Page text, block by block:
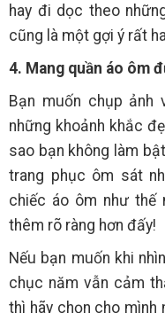
hay đi dọc theo
cũng là một gợi ý rất
4. Mang quần áo ôm
Bạn muốn chụp
những khoảnh khắc
sao bạn không làm
trang phục ôm sát
chiếc áo ôm như thế
thêm rõ ràng hơn đấy!
Nếu bạn muốn khi
chục năm vẫn cảm
thì hãy chọn cho